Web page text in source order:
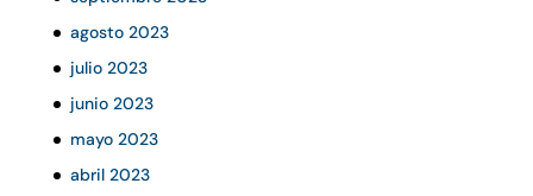
agosto 2023
julio 2023
junio 2023
mayo 2023
abril 2023